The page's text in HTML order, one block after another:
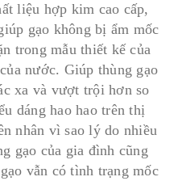
liệu hợp kim cao cấp,
gạo không bị ẩm mốc
trong mẫu thiết kế của
nước. Giúp thùng gạo
xa và vượt trội hơn so
dáng hao hao trên thị
nhân vì sao lý do nhiều
gạo của gia đình cũng
vẫn có tình trạng mốc